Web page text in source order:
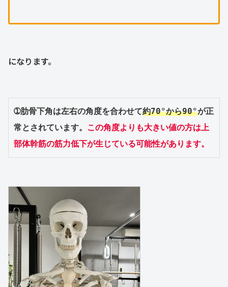
になります。
➀肋骨下角は左右の角度を合わせて約70°から90°が正
常とされています。 この角度よりも大きい値の方は上
部体幹筋の筋力低下が生じている可能性があります。